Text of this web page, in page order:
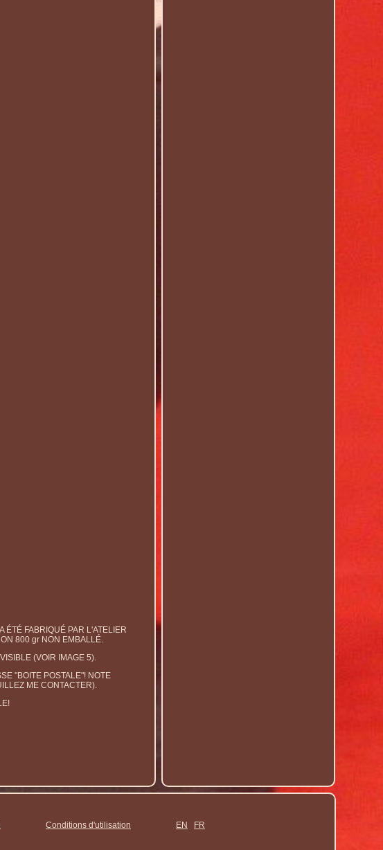
ÉTÉ FABRIQUÉ PAR L'ATELIER
800 gr NON EMBALLÉ.
(VOIR IMAGE 5).
"BOITE POSTALE"! NOTE
ME CONTACTER).
Conditions d'utilisation EN FR